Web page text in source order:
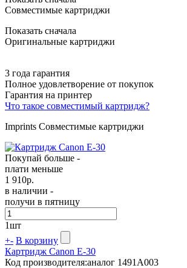
Совместимые картриджи
Показать сначала
Оригинальные картриджи
3 года гарантия
Полное удовлетворение от покупок
Гарантия на принтер
Что такое совместимый картридж?
Imprints Совместимые картриджи
Покупай больше -
плати меньше
1 910р.
в наличии -
получи в пятницу
1шт
+- В корзину
Картридж Canon E-30
Код производителя:аналог 1491A003